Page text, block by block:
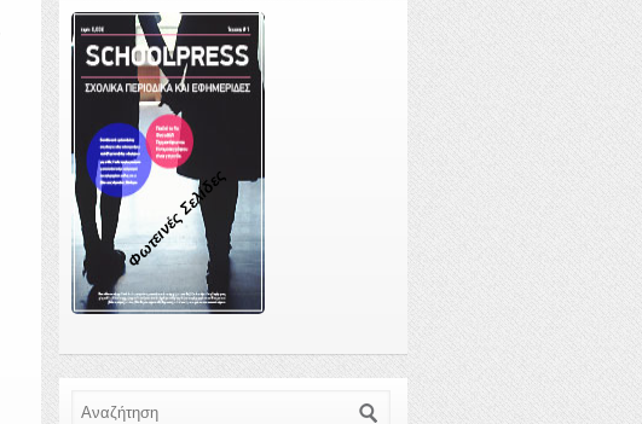
Φωτεινές Σελίδες